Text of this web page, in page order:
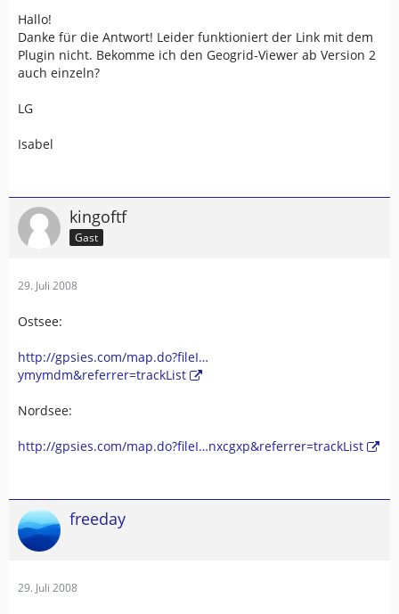
Hallo!
Danke für die Antwort! Leider funktioniert der Link mit dem
Plugin nicht. Bekomme ich den Geogrid-Viewer ab Version 2
auch einzeln?
LG
Isabel
kingoftf
Gast
29. Juli 2008
Ostsee:
http://gpsies.com/map.do?fileI…
ymymdm&referrer=trackList
Nordsee:
http://gpsies.com/map.do?fileI…nxcgxp&referrer=trackList
freeday
29. Juli 2008